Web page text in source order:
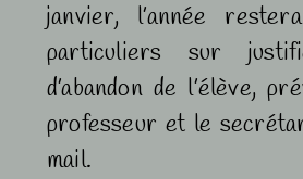
janvier, l’année
particuliers sur
d’abandon de l’élève,
professeur et le
mail.